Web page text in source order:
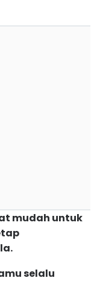
mudah untuk
selalu